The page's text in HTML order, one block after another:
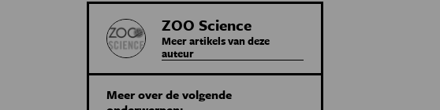
ZOO Science
Meer artikels van deze
auteur
Meer over de volgende